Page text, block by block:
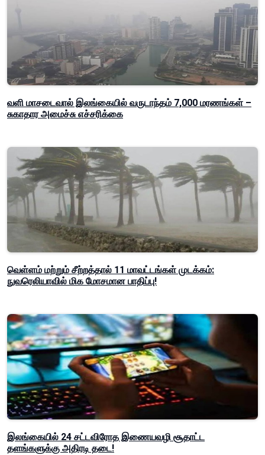
வளி மாசடைவால் இலங்கையில் வருடாந்தம் 7,000 மரணங்கள் –
சுகாதார அமைச்சு எச்சரிக்கை
வெள்ளம் மற்றும் சீற்றத்தால் 11 மாவட்டங்கள் முடக்கம்:
நுவரெலியாவில் மிக மோசமான பாதிப்பு!
இலங்கையில் 24 சட்டவிரோத இணையவழி சூதாட்ட
தளங்களுக்கு அதிரடி தடை!